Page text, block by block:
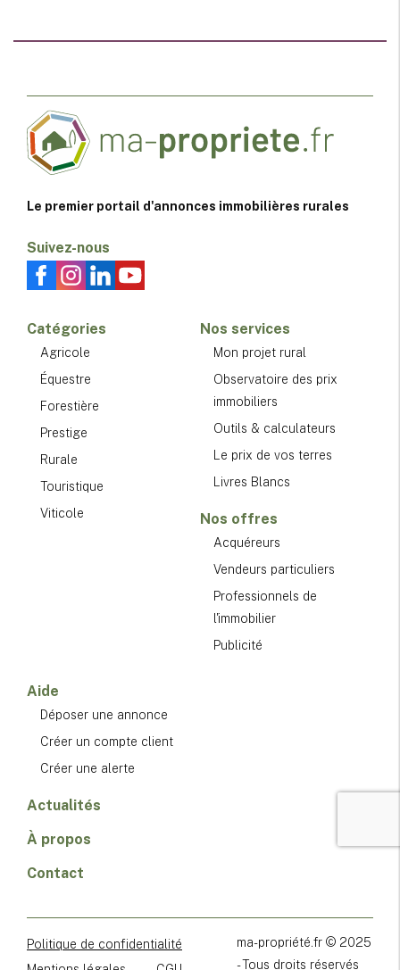
Le premier portail d'annonces immobilières rurales
Suivez-nous
Catégories
Agricole
Équestre
Forestière
Prestige
Rurale
Touristique
Viticole
Nos services
Mon projet rural
Observatoire des prix
immobiliers
Outils & calculateurs
Le prix de vos terres
Livres Blancs
Nos offres
Acquéreurs
Vendeurs particuliers
Professionnels de
l'immobilier
Publicité
Aide
Déposer une annonce
Créer un compte client
Créer une alerte
Actualités
À propos
Contact
Politique de confidentialité
ma-propriété.fr © 2025
- Tous droits réservés